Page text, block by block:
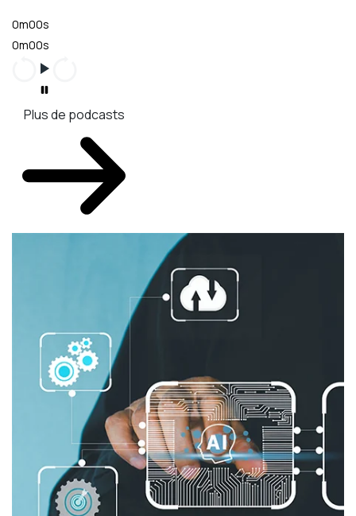
0m00s
0m00s
Plus de podcasts